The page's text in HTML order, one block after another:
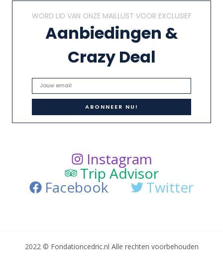
WORD LID VAN ONZE MAILLIJST VOOR EXCLUSIEF
Aanbiedingen &
Crazy Deal
Instagram
Trip Advisor
Facebook Twitter
2022 © Fondationcedric.nl Alle rechten voorbehouden